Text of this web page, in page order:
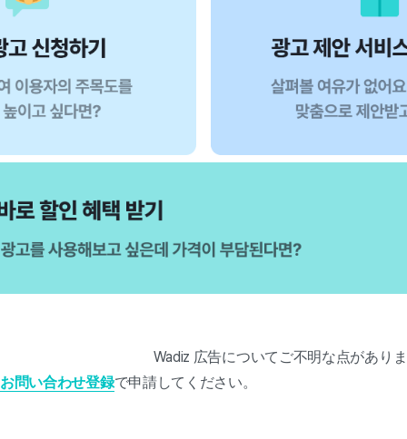
いてご不明な点がありますか
お問い合わせ登録で申請してください。